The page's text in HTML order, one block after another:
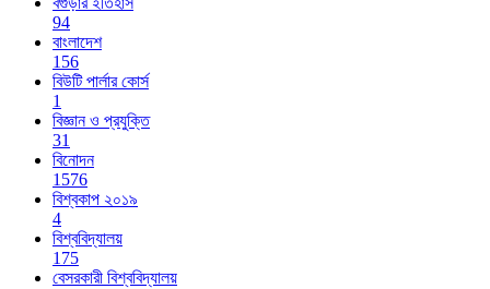
94
বাংলাদেশ
156
বিউটি পার্লার কোর্স
1
বিজ্ঞান ও প্রযুক্তি
31
বিনোদন
1576
বিশ্বকাপ ২০১৯
4
বিশ্ববিদ্যালয়
175
বেসরকারী বিশ্ববিদ্যালয়